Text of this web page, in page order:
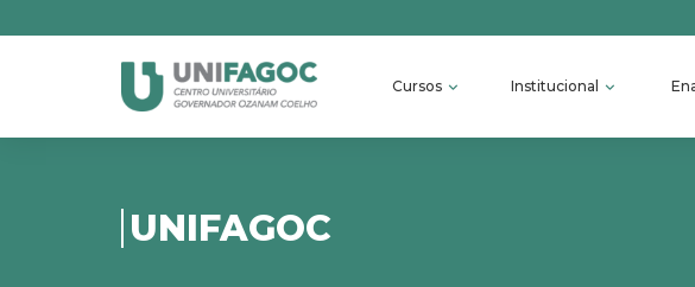
Cursos Institucional
UNIFAGOC